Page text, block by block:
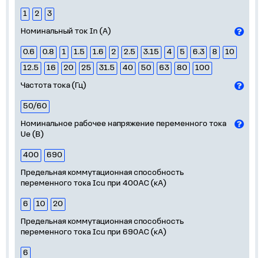
1 2
3
Номинальный ток In (А)
0.6 0.8 1 1.5 1.6 2 2.5 3.15 4 5 6.3 8
10
12.5
16 20 25 31.5 40 50 63 80
100
Частота тока (Гц)
50/60
Номинальное рабочее напряжение переменного тока
Ue (В)
400
690
Предельная коммутационная способность
переменного тока Icu при 400АС (кА)
6 10
20
Предельная коммутационная способность
переменного тока Icu при 690AC (кА)
6